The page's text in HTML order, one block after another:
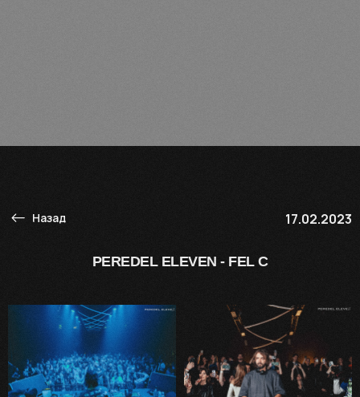
PEREDEL ELEVEN - FEL C
17.02.2023
Назад